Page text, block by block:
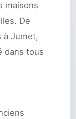
maisons
De
à Jumet,
dans tous